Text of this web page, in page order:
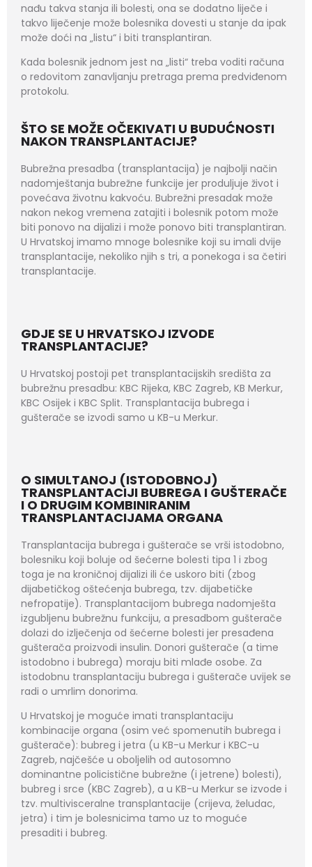
nađu takva stanja ili bolesti, ona se dodatno liječe i
takvo liječenje može bolesnika dovesti u stanje da ipak
može doći na „listu“ i biti transplantiran.
Kada bolesnik jednom jest na „listi“ treba voditi računa
o redovitom zanavljanju pretraga prema predviđenom
protokolu.
ŠTO SE MOŽE OČEKIVATI U BUDUĆNOSTI
NAKON TRANSPLANTACIJE?
Bubrežna presadba (transplantacija) je najbolji način
nadomještanja bubrežne funkcije jer produljuje život i
povećava životnu kakvoću. Bubrežni presadak može
nakon nekog vremena zatajiti i bolesnik potom može
biti ponovo na dijalizi i može ponovo biti transplantiran.
U Hrvatskoj imamo mnoge bolesnike koji su imali dvije
transplantacije, nekoliko njih s tri, a ponekoga i sa četiri
transplantacije.
GDJE SE U HRVATSKOJ IZVODE
TRANSPLANTACIJE?
U Hrvatskoj postoji pet transplantacijskih središta za
bubrežnu presadbu: KBC Rijeka, KBC Zagreb, KB Merkur,
KBC Osijek i KBC Split. Transplantacija bubrega i
gušterače se izvodi samo u KB-u Merkur.
O SIMULTANOJ (ISTODOBNOJ)
TRANSPLANTACIJI BUBREGA I GUŠTERAČE
I O DRUGIM KOMBINIRANIM
TRANSPLANTACIJAMA ORGANA
Transplantacija bubrega i gušterače se vrši istodobno,
bolesniku koji boluje od šećerne bolesti tipa 1 i zbog
toga je na kroničnoj dijalizi ili će uskoro biti (zbog
dijabetičkog oštećenja bubrega, tzv. dijabetičke
nefropatije). Transplantacijom bubrega nadomješta
izgubljenu bubrežnu funkciju, a presadbom gušterače
dolazi do izlječenja od šećerne bolesti jer presađena
gušterača proizvodi insulin. Donori gušterače (a time
istodobno i bubrega) moraju biti mlađe osobe. Za
istodobnu transplantaciju bubrega i gušterače uvijek se
radi o umrlim donorima.
U Hrvatskoj je moguće imati transplantaciju
kombinacije organa (osim već spomenutih bubrega i
gušterače): bubreg i jetra (u KB-u Merkur i KBC-u
Zagreb, najčešće u oboljelih od autosomno
dominantne policistične bubrežne (i jetrene) bolesti),
bubreg i srce (KBC Zagreb), a u KB-u Merkur se izvode i
tzv. multivisceralne transplantacije (crijeva, želudac,
jetra) i tim je bolesnicima tamo uz to moguće
presaditi i bubreg.